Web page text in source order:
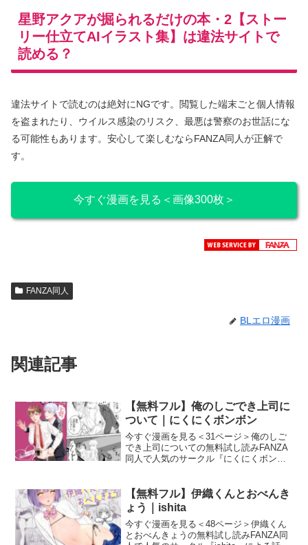
星野アクアが掘られるだけの本・2【ストー
リー仕立てAIイラスト集】は違法サイトで
読める？
違法サイトで読むのは絶対にNGです。閲覧した端末ごと個人情報
を盗まれたり、ウイルス感染のリスク、最悪は警察のお世話にな
る可能性もあります。安心して楽しむならFANZA同人が正解で
す。
今すぐ漫画を見る＜画像300枚＞
FANZA同人
BLエロ漫画
関連記事
【無料フル】俺のしごでき上司に
ついて｜にくにくボンボン
今すぐ漫画を見る＜31ページ＞俺のしご
でき上司についての無料試し読みFANZA
同人で人気のサークル『にくにくボンボ
紹介します。俺のしごでき上司について
画像1俺のしごで
【無料フル】伊織くんとおべんき
ょう｜ishita
今すぐ漫画を見る＜48ページ＞伊織くん
とおべんきょうの無料試し読みFANZA同